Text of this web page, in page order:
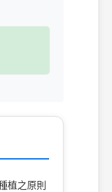
植之原則